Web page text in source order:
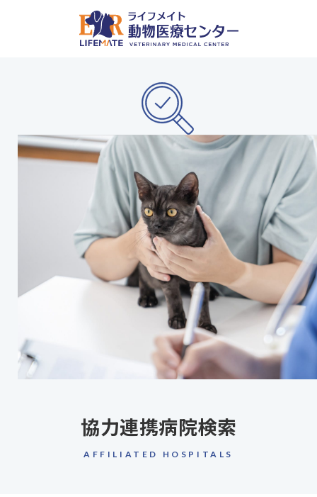
協力連携病院検索
AFFILIATED HOSPITALS